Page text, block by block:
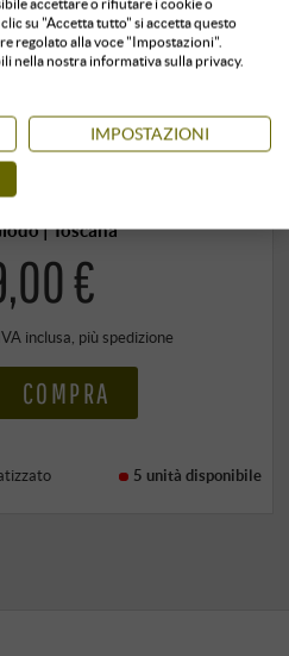
“Prètto” DOCG
confezione regalo
| Toscana
€
inclusa , più spedizione
COMPRA
5 unità disponibile
accettare o rifiutare i cookie o
su "Accetta tutto" si accetta questo
regolato alla voce "Impostazioni".
nella nostra informativa sulla privacy.
IMPOSTAZIONI